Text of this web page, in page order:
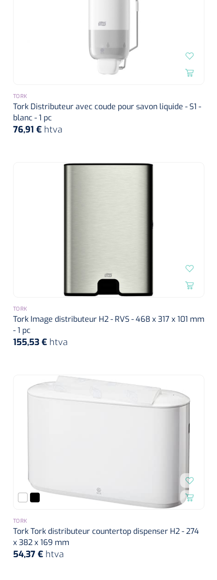
TORK
Tork Distributeur avec coude pour savon liquide - S1 -
blanc - 1 pc
76,91 € htva
TORK
Tork Image distributeur H2 - RVS - 468 x 317 x 101 mm
- 1 pc
155,53 € htva
TORK
Tork Tork distributeur countertop dispenser H2 - 274
x 382 x 169 mm
54,37 € htva